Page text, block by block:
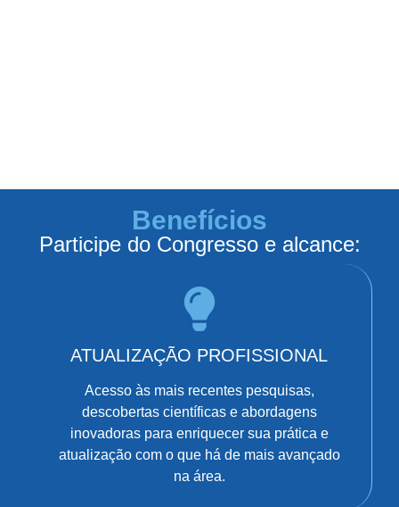
Benefícios
Participe do Congresso e alcance:
ATUALIZAÇÃO PROFISSIONAL
Acesso às mais recentes pesquisas,
descobertas científicas e abordagens
inovadoras para enriquecer sua prática e
atualização com o que há de mais avançado
na área.